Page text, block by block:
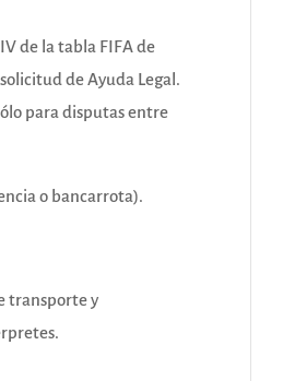
de la tabla FIFA de
de Ayuda Legal.
para disputas entre
o bancarrota).
transporte y